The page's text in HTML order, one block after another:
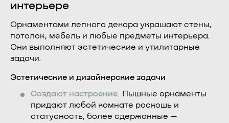
интерьере
Орнаментами лепного декора украшают стены,
потолок, мебель и любые предметы интерьера.
Они выполняют эстетические и утилитарные
задачи.
Эстетические и дизайнерские задачи
Создают настроение. Пышные орнаменты
придают любой комнате роскошь и
статусность, более сдержанные —